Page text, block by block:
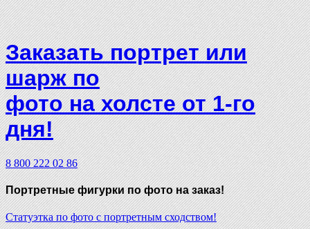
Заказать портрет или
шарж по
фото на холсте от 1-го
дня!
8 800 222 02 86
Портретные фигуркипо фото на заказ!
Статуэтка по фото с портретным сходством!